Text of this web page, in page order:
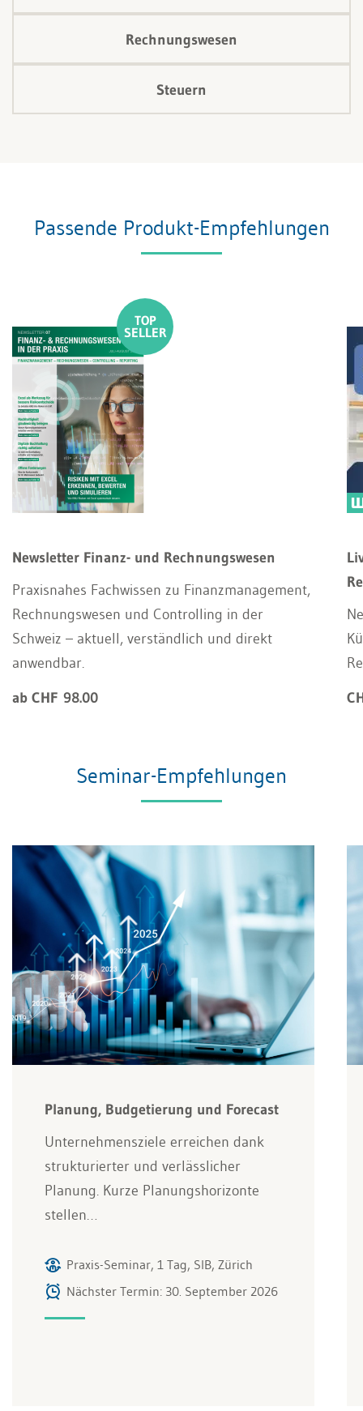
Rechnungswesen
Steuern
Passende Produkt-Empfehlungen
Newsletter Finanz- und Rechnungswesen
Praxisnahes Fachwissen zu Finanzmanagement,
Rechnungswesen und Controlling in der
Schweiz – aktuell, verständlich und direkt
anwendbar.
ab CHF 98.00
Seminar-Empfehlungen
Planung, Budgetierung und Forecast
Unternehmensziele erreichen dank
strukturierter und verlässlicher
Planung. Kurze Planungshorizonte
stellen…
Praxis-Seminar, 1 Tag, SIB, Zürich
Nächster Termin: 30. September 2026